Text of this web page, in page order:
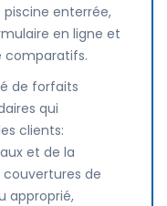
enterrée,
en ligne et
comparatifs.
de forfaits
qui
clients:
et de la
de
approprié,